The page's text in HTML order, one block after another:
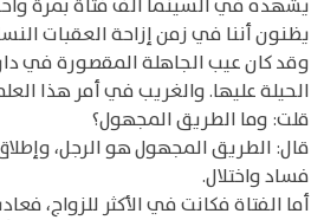
يشهده في السينما ألف فتاة بمرة
يظنون أننا في زمن إزاحة العقبات
وقد كان عيب الجاهلة المقصورة في
الحيلة عليها. والغريب في أمر هذا
قلت: وما الطريق المجهول؟
قال: الطريق المجهول هو الرجل، وإطلاق
فساد واختلال.
أما الفتاة فكانت في الأكثر للزواج،